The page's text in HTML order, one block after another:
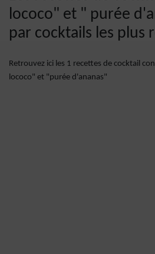
lococo" et " purée
par cocktails les plus
Retrouvez ici les 1 recettes de cocktail
lococo" et "purée d'ananas"